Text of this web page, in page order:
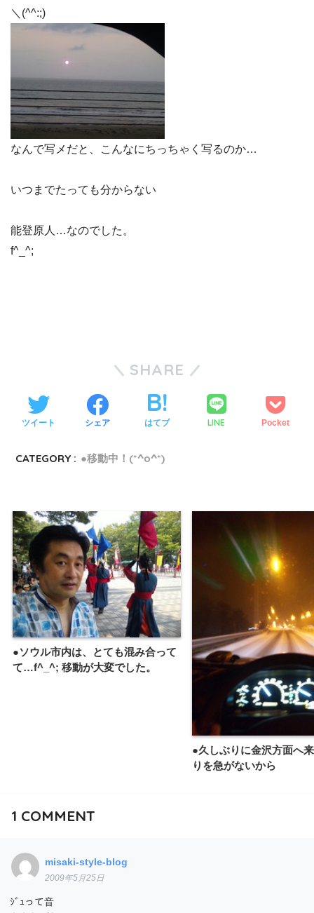
＼(^^:;)
なんで写メだと、こんなにちっちゃく写るのか…
いつまでたっても分からない
能登原人…なのでした。
f^_^;
SHARE
ツイート シェア はてブ LINE Pocket
CATEGORY : ●移動中！(*^o^*)
●ソウル市内は、とても混み合って
て…f^_^; 移動が大変でした。
●久しぶりに金沢方面へ
りを急がないから
1 COMMENT
misaki-style-blog
2009年5月25日
ｼﾞｭって音